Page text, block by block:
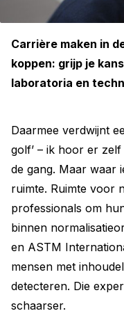
Carrière maken in
koppen: grijp je
laboratoria en
Daarmee verdwijnt
golf’ – ik hoor er
de gang. Maar waar
ruimte. Ruimte voor
professionals om
binnen
en ASTM
mensen met
detecteren. Die
schaarser.